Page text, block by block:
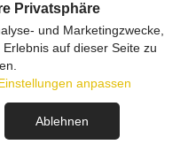
Warenkorb
für Beleuchtung seit 2012 |
peleides.io
Privatsphäre
und Marketingzwecke,
auf dieser Seite zu
anpassen
Ablehnen